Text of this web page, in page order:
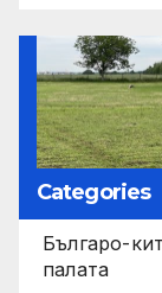
Categories
Българо-
палата